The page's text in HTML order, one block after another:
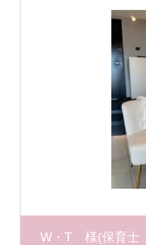
W・T 様(保育